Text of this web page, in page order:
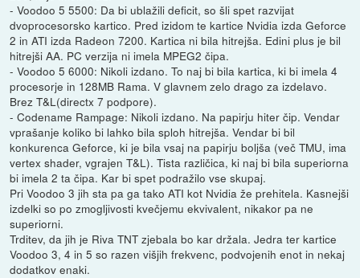
- Voodoo 5 5500: Da bi ublažili deficit, so šli spet razvijat
dvoprocesorsko kartico. Pred izidom te kartice Nvidia izda Geforce
2 in ATI izda Radeon 7200. Kartica ni bila hitrejša. Edini plus je bil
hitrejši AA. PC verzija ni imela MPEG2 čipa.
- Voodoo 5 6000: Nikoli izdano. To naj bi bila kartica, ki bi imela 4
procesorje in 128MB Rama. V glavnem zelo drago za izdelavo.
Brez T&L(directx 7 podpore).
- Codename Rampage: Nikoli izdano. Na papirju hiter čip. Vendar
vprašanje koliko bi lahko bila sploh hitrejša. Vendar bi bil
konkurenca Geforce, ki je bila vsaj na papirju boljša (več TMU, ima
vertex shader, vgrajen T&L). Tista različica, ki naj bi bila superiorna
bi imela 2 ta čipa. Kar bi spet podražilo vse skupaj.
Pri Voodoo 3 jih sta pa ga tako ATI kot Nvidia že prehitela. Kasnejši
izdelki so po zmogljivosti kvečjemu ekvivalent, nikakor pa ne
superiorni.
Trditev, da jih je Riva TNT zjebala bo kar držala. Jedra ter kartice
Voodoo 3, 4 in 5 so razen višjih frekvenc, podvojenih enot in nekaj
dodatkov enaki.